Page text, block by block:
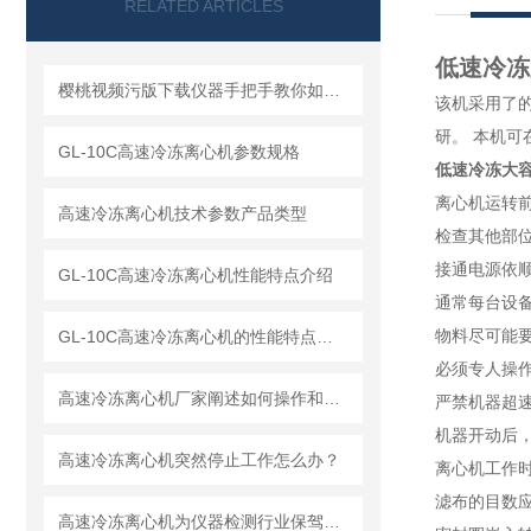
RELATED ARTICLES
GL-10C高速冷冻离心机参数规格
高速冷冻离心机技术参数产品类型
GL-10C高速冷冻离心机性能特点介绍
高速冷冻离心机突然停止工作怎么办？
低速冷
该机采用了的
研。 本机
低速冷冻大
离心机运转前
检查其他部
接通电源依
通常每台设备
物料尽可能要
必须专人操作
严禁机器超速
机器开动后
离心机工作时
滤布的目数